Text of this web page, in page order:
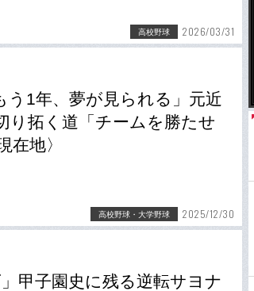
高校野球 2026/03/31
1年、夢が見られる」元近
り拓く道「チームを勝たせ
在地〉
高校野球・大学野球 2025/12/30
甲子園史に残る逆転サヨナ